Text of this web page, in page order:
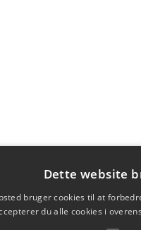
Dette website
bruger cookies til at
du alle cookies i